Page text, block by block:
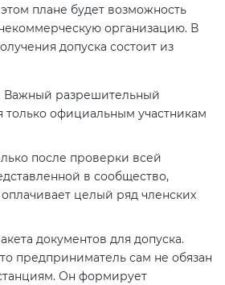
плане будет возможность
организацию. В
допуска состоит из
Важный разрешительный
только официальным участникам
после проверки всей
в сообщество,
целый ряд членских
документов для допуска.
предприниматель сам не обязан
Он формирует